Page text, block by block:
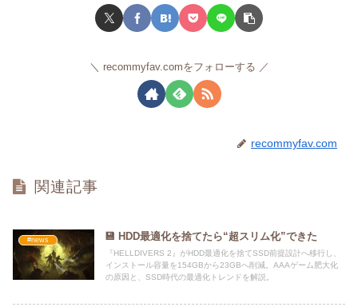
recommyfav.comをフォローする
recommyfav.com
関連記事
#news 💾 HDD最適化を捨てたら“超スリム化”できた
『HELLDIVERS 2』がHDD最適化を捨てSSD前提設計へ移行し、
インストール容量を154GBから23GBへ削減。AAAゲーム肥大化
の原因と、SSD時代の最適化トレンドを解説。